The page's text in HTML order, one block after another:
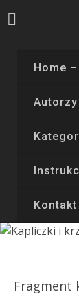
Home –
Autorzy
Kontakt
Fragment